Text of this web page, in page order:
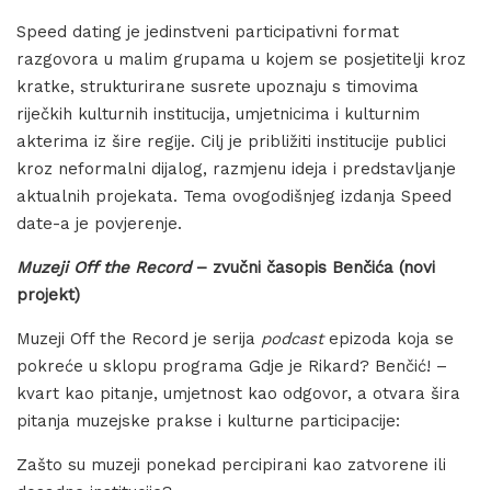
Speed dating je jedinstveni participativni format
razgovora u malim grupama u kojem se posjetitelji kroz
kratke, strukturirane susrete upoznaju s timovima
riječkih kulturnih institucija, umjetnicima i kulturnim
akterima iz šire regije. Cilj je približiti institucije publici
kroz neformalni dijalog, razmjenu ideja i predstavljanje
aktualnih projekata. Tema ovogodišnjeg izdanja Speed
date-a je povjerenje.
Muzeji Off the Record– zvučni časopis Benčića (novi
projekt)
Muzeji Off the Record je serija podcastepizoda koja se
pokreće u sklopu programa Gdje je Rikard? Benčić! –
kvart kao pitanje, umjetnost kao odgovor, a otvara šira
pitanja muzejske prakse i kulturne participacije:
Zašto su muzeji ponekad percipirani kao zatvorene ili